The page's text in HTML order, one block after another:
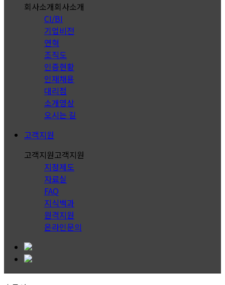
회사소개회사소개
CI/BI
기업비전
연혁
조직도
인증현황
인재채용
대리점
소개영상
오시는 길
고객지원
고객지원고객지원
지정제도
자료실
FAQ
지식백과
원격지원
온라인문의